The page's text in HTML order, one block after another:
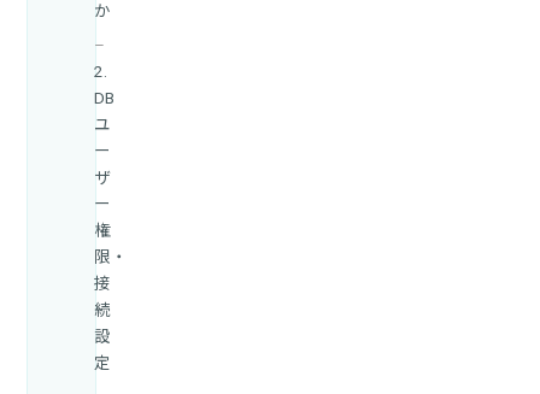
か
2.
DB
ユ
ー
ザ
ー
権
限・
接
続
設
定